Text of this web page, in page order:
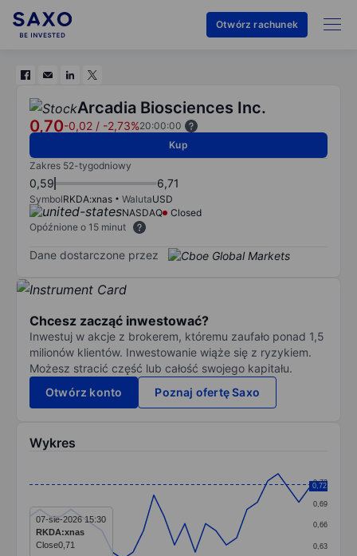
Otwórz rachunek
Arcadia Biosciences Inc.
0,70-0,02 / -2,73%20:00:00
Kup
Zakres 52-tygodniowy
0,59 6,71
SymbolRKDA:xnas WalutaUSD
NASDAQ
Closed
Opóźnione o 15 minut
Dane dostarczone przez
Chcesz zacząć inwestować?
Inwestuj w akcje z brokerem, któremu zaufało ponad 1,5
milionów klientów. Inwestowanie wiąże się z ryzykiem.
Możesz stracić część lub całość swojego kapitału.
Otwórz konto
Poznaj ofertę Saxo
Wykres
Line chart with 28 data points.
The chart has 1 X axis displaying categories.
The chart has 1 Y axis displaying values. Data 0,63
0,66
0,69
0,72
0,72
07-sie-2026 15:30
RKDA:xnas
Close0,71